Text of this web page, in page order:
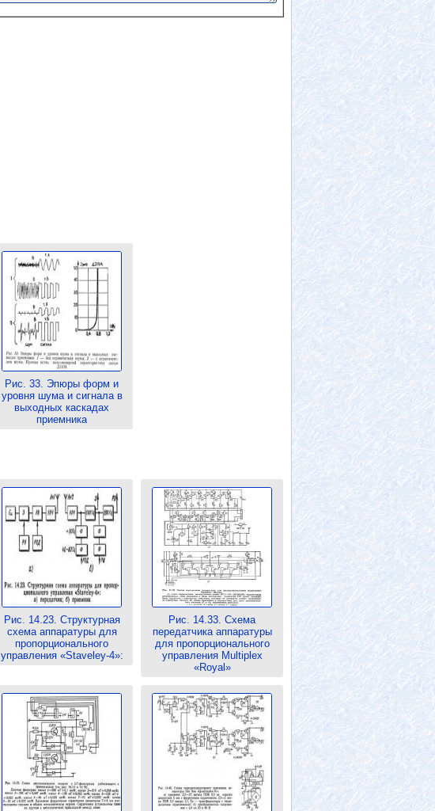
Рис. 33. Эпюры форм и
уровня шума и сигнала в
выходных каскадах
приемника
Рис. 14.23. Структурная
схема аппаратуры для
пропорционального
управления «Staveley-4»:
Рис. 14.33. Схема
передатчика аппаратуры
для пропорционального
управления Multiplex
«Royal»